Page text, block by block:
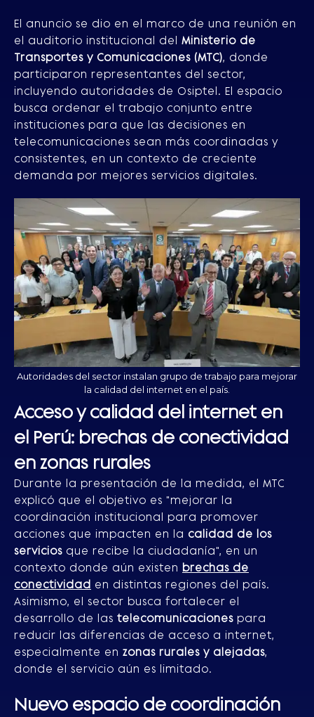
El anuncio se dio en el marco de una reunión en
el auditorio institucional del Ministerio de
Transportes y Comunicaciones (MTC), donde
participaron representantes del sector,
incluyendo autoridades de Osiptel. El espacio
busca ordenar el trabajo conjunto entre
instituciones para que las decisiones en
telecomunicaciones sean más coordinadas y
consistentes, en un contexto de creciente
demanda por mejores servicios digitales.
Autoridades del sector instalan grupo de trabajo para mejorar
la calidad del internet en el país.
Acceso y calidad del internet en
el Perú: brechas de conectividad
en zonas rurales
Durante la presentación de la medida, el MTC
explicó que el objetivo es "mejorar la
coordinación institucional para promover
acciones que impacten en la calidad de los
servicios que recibe la ciudadanía", en un
contexto donde aún existen brechas de
conectividad en distintas regiones del país.
Asimismo, el sector busca fortalecer el
desarrollo de las telecomunicaciones para
reducir las diferencias de acceso a internet,
especialmente en zonas rurales y alejadas,
donde el servicio aún es limitado.
Nuevo espacio de coordinación